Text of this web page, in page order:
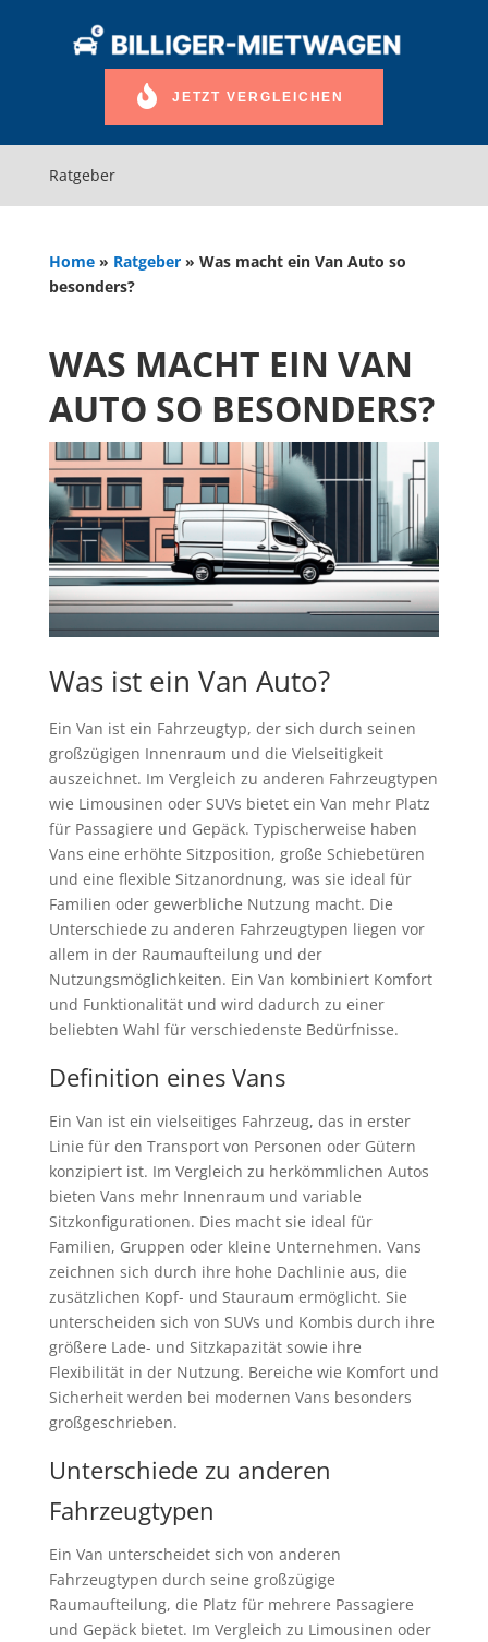
JETZT VERGLEICHEN
Ratgeber
Home» Ratgeber» Was macht ein Van Auto so
besonders?
WAS MACHT EIN VAN
AUTO SO BESONDERS?
Was ist ein Van Auto?
Ein Van ist ein Fahrzeugtyp, der sich durch seinen
großzügigen Innenraum und die Vielseitigkeit
auszeichnet. Im Vergleich zu anderen Fahrzeugtypen
wie Limousinen oder SUVs bietet ein Van mehr Platz
für Passagiere und Gepäck. Typischerweise haben
Vans eine erhöhte Sitzposition, große Schiebetüren
und eine flexible Sitzanordnung, was sie ideal für
Familien oder gewerbliche Nutzung macht. Die
Unterschiede zu anderen Fahrzeugtypen liegen vor
allem in der Raumaufteilung und der
Nutzungsmöglichkeiten. Ein Van kombiniert Komfort
und Funktionalität und wird dadurch zu einer
beliebten Wahl für verschiedenste Bedürfnisse.
Definition eines Vans
Ein Van ist ein vielseitiges Fahrzeug, das in erster
Linie für den Transport von Personen oder Gütern
konzipiert ist. Im Vergleich zu herkömmlichen Autos
bieten Vans mehr Innenraum und variable
Sitzkonfigurationen. Dies macht sie ideal für
Familien, Gruppen oder kleine Unternehmen. Vans
zeichnen sich durch ihre hohe Dachlinie aus, die
zusätzlichen Kopf- und Stauraum ermöglicht. Sie
unterscheiden sich von SUVs und Kombis durch ihre
größere Lade- und Sitzkapazität sowie ihre
Flexibilität in der Nutzung. Bereiche wie Komfort und
Sicherheit werden bei modernen Vans besonders
großgeschrieben.
Unterschiede zu anderen
Fahrzeugtypen
Ein Van unterscheidet sich von anderen
Fahrzeugtypen durch seine großzügige
Raumaufteilung, die Platz für mehrere Passagiere
und Gepäck bietet. Im Vergleich zu Limousinen oder